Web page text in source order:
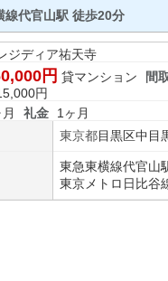
線代官山駅 徒歩20分
ジディア祐天寺
円 貸マンション 間
円
礼金
1ヶ月
東京都目黒区中目
東急東横線代官山
東京メトロ日比谷